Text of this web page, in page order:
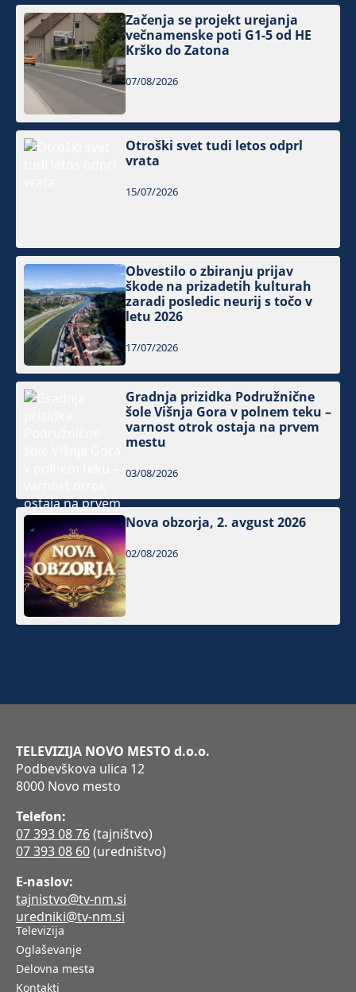
Začenja se projekt urejanja
večnamenske poti G1-5 od HE
Krško do Zatona
07/08/2026
Otroški svet tudi letos odprl
vrata
15/07/2026
Obvestilo o zbiranju prijav
škode na prizadetih kulturah
zaradi posledic neurij s točo v
letu 2026
17/07/2026
Gradnja prizidka Podružnične
šole Višnja Gora v polnem teku –
varnost otrok ostaja na prvem
mestu
03/08/2026
Nova obzorja, 2. avgust 2026
02/08/2026
TELEVIZIJA NOVO MESTO d.o.o.
Podbevškova ulica 12
8000 Novo mesto
Telefon:
07 393 08 76(tajništvo)
07 393 08 60(uredništvo)
E-naslov:
tajnistvo@tv-nm.si
uredniki@tv-nm.si
Televizija
Oglaševanje
Delovna mesta
Kontakti